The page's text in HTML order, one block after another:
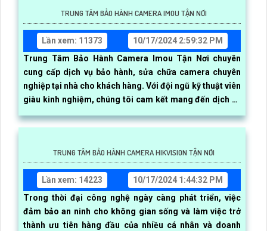
TRUNG TÂM BẢO HÀNH CAMERA IMOU TẬN NƠI
Lần xem: 11373
10/17/2024 2:59:32 PM
Trung Tâm Bảo Hành Camera Imou Tận Nơi chuyên
cung cấp dịch vụ bảo hành, sửa chữa camera chuyên
nghiệp tại nhà cho khách hàng. Với đội ngũ kỹ thuật viên
giàu kinh nghiệm, chúng tôi cam kết mang đến dịch vụ
nhanh chóng, chất lượng và hiệu quả
TRUNG TÂM BẢO HÀNH CAMERA HIKVISION TẬN NƠI
Lần xem: 14223
10/17/2024 1:44:32 PM
Trong thời đại công nghệ ngày càng phát triển, việc
đảm bảo an ninh cho không gian sống và làm việc trở
thành ưu tiên hàng đầu của nhiều cá nhân và doanh